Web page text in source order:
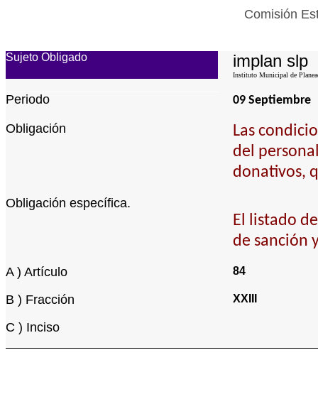
Comisión
Sujeto Obligado implan slp
Instituto Municipal de
Periodo 09 Septiembre
Obligación
Las
del
donativos,
Obligación específica.
El listado
de sanción
A ) Artículo 84
B ) Fracción XXIII
C ) Inciso